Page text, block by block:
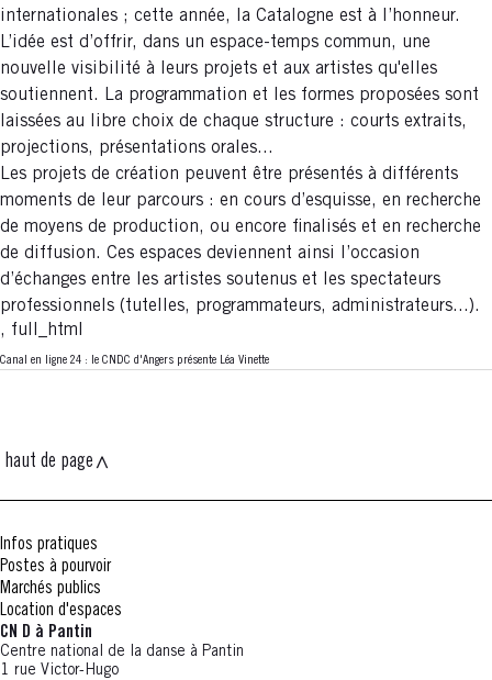
internationales ; cette année, la Catalogne est à l’honneur.
L’idée est d’offrir, dans un espace-temps commun, une
nouvelle visibilité à leurs projets et aux artistes qu'elles
soutiennent. La programmation et les formes proposées sont
laissées au libre choix de chaque structure : courts extraits,
projections, présentations orales...
Les projets de création peuvent être présentés à différents
moments de leur parcours : en cours d’esquisse, en recherche
de moyens de production, ou encore finalisés et en recherche
de diffusion. Ces espaces deviennent ainsi l’occasion
d’échanges entre les artistes soutenus et les spectateurs
professionnels (tutelles, programmateurs, administrateurs...).
, full_html
Canal en ligne 24 : le CNDC d'Angers présente Léa Vinette
haut de page
Infos pratiques
Postes à pourvoir
Marchés publics
Location d'espaces
CN D à Pantin
Centre national de la danse à Pantin
1 rue Victor-Hugo